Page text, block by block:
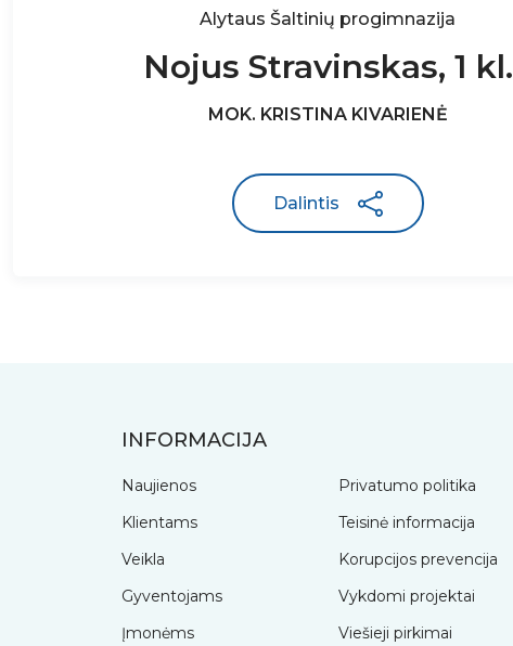
Alytaus Šaltinių progimnazija
Nojus Stravinskas, 1 kl.
MOK. KRISTINA KIVARIENĖ
Dalintis
INFORMACIJA
Naujienos
Klientams
Veikla
Gyventojams
Įmonėms
Privatumo politika
Teisinė informacija
Korupcijos prevencija
Vykdomi projektai
Viešieji pirkimai